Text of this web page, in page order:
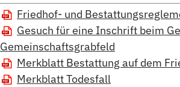
Friedhof- und
Gesuch für eine Inschrift beim
Gemeinschaftsgrabfeld
Merkblatt Bestattung auf dem
Merkblatt Todesfall